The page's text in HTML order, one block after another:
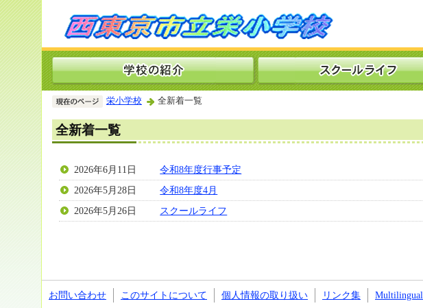
栄小学校 全新着一覧
全新着一覧
2026年6月11日
令和8年度行事予定
2026年5月28日
令和8年度4月
2026年5月26日
スクールライフ
お問い合わせ このサイトについて 個人情報の取り扱い リンク集 Multilingual